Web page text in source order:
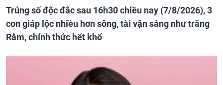
Trúng số độc đắc sau 16h30 chiều nay (7/8/2026), 3
con giáp lộc nhiều hơn sông, tài vận sáng như trăng
Rằm, chính thức hết khổ